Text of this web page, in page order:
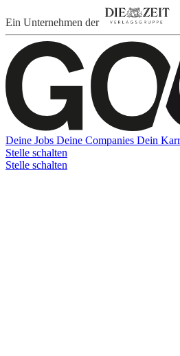
Ein Unternehmen der
Deine Jobs Deine Companies Dein
Stelle schalten
Stelle schalten